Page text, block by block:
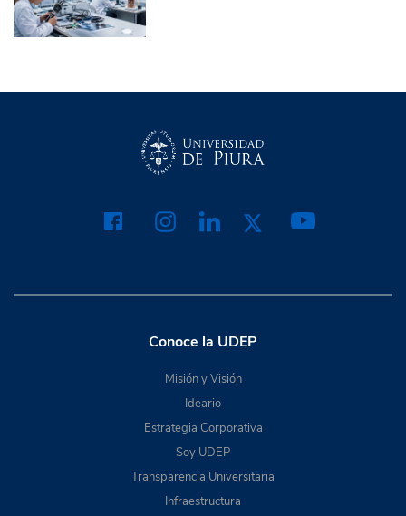
Conoce la UDEP
Misión y Visión
Ideario
Estrategia Corporativa
Soy UDEP
Transparencia Universitaria
Infraestructura